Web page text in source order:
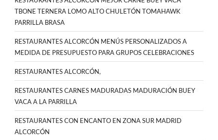
TBONE TERNERA LOMO ALTO CHULETÓN TOMAHAWK
PARRILLA BRASA
RESTAURANTES ALCORCÓN MENÚS PERSONALIZADOS A
MEDIDA DE PRESUPUESTO PARA GRUPOS CELEBRACIONES
RESTAURANTES ALCORCÓN,
RESTAURANTES CARNES MADURADAS MADURACIÓN BUEY
VACA A LA PARRILLA
RESTAURANTES CON ENCANTO EN ZONA SUR MADRID
ALCORCÓN